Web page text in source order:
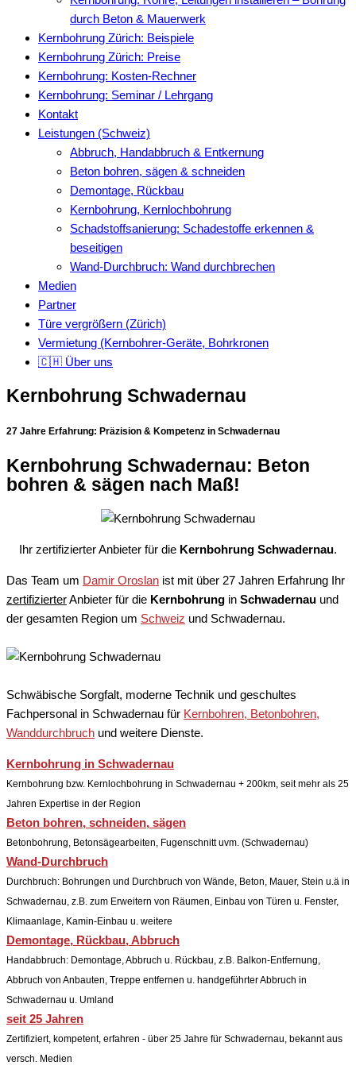
durch Beton & Mauerwerk
Kernbohrung Zürich: Beispiele
Kernbohrung Zürich: Preise
Kernbohrung: Kosten-Rechner
Kernbohrung: Seminar / Lehrgang
Kontakt
Leistungen (Schweiz)
Abbruch, Handabbruch & Entkernung
Beton bohren, sägen & schneiden
Demontage, Rückbau
Kernbohrung, Kernlochbohrung
Schadstoffsanierung: Schadestoffe erkennen &
beseitigen
Wand-Durchbruch: Wand durchbrechen
Medien
Partner
Türe vergrößern (Zürich)
Vermietung (Kernbohrer-Geräte, Bohrkronen
🇨🇭 Über uns
Kernbohrung Schwadernau
27 Jahre Erfahrung: Präzision & Kompetenz in Schwadernau
Kernbohrung Schwadernau: Beton
bohren & sägen nach Maß!
Ihr zertifizierter Anbieter für die Kernbohrung Schwadernau.
Das Team um Damir Oroslan ist mit über 27 Jahren Erfahrung Ihr
zertifizierterAnbieter für die Kernbohrung in Schwadernau und
der gesamten Region um Schweiz und Schwadernau.
Schwäbische Sorgfalt, moderne Technik und geschultes
Fachpersonal in Schwadernau für Kernbohren, Betonbohren,
Wanddurchbruch und weitere Dienste.
Kernbohrung in Schwadernau
Kernbohrung bzw. Kernlochbohrung in Schwadernau + 200km, seit mehr als 25
Jahren Expertise in der Region
Beton bohren, schneiden, sägen
Betonbohrung, Betonsägearbeiten, Fugenschnitt uvm. (Schwadernau)
Wand-Durchbruch
Durchbruch: Bohrungen und Durchbruch von Wände, Beton, Mauer, Stein u.ä in
Schwadernau, z.B. zum Erweitern von Räumen, Einbau von Türen u. Fenster,
Klimaanlage, Kamin-Einbau u. weitere
Demontage, Rückbau, Abbruch
Handabbruch: Demontage, Abbruch u. Rückbau, z.B. Balkon-Entfernung,
Abbruch von Anbauten, Treppe entfernen u. handgeführter Abbruch in
Schwadernau u. Umland
seit 25 Jahren
Zertifiziert, kompetent, erfahren - über 25 Jahre für Schwadernau, bekannt aus
versch. Medien